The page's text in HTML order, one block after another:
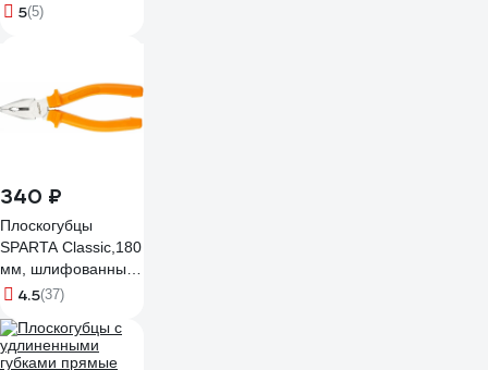
5(5)
340 ₽
Плоскогубцы
SPARTA Classic,180
мм, шлифованные,
пластмассовые
4.5(37)